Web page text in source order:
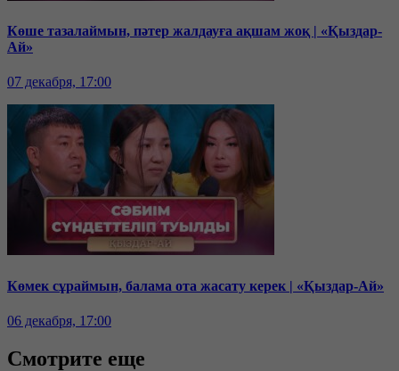
Көше тазалаймын, пәтер жалдауға ақшам жоқ | «Қыздар-
Ай»
07 декабря, 17:00
Көмек сұраймын, балама ота жасату керек | «Қыздар-Ай»
06 декабря, 17:00
Смотрите еще